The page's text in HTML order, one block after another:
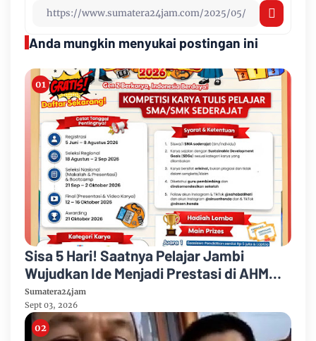
Anda mungkin menyukai postingan ini
Sisa 5 Hari! Saatnya Pelajar Jambi
Wujudkan Ide Menjadi Prestasi di AHM
Best Student 2026
Sumatera24jam
Sept 03, 2026